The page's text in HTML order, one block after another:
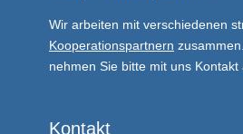
Wir arbeiten mit verschiedenen
Kooperationspartnern
nehmen Sie bitte mit uns Kontakt
Kontakt